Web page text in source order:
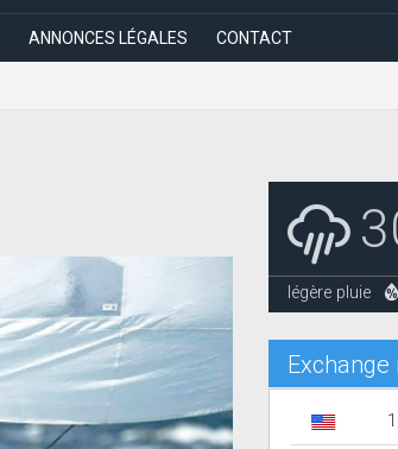
ANNONCES LÉGALES CONTACT
légère pluie
Exchange